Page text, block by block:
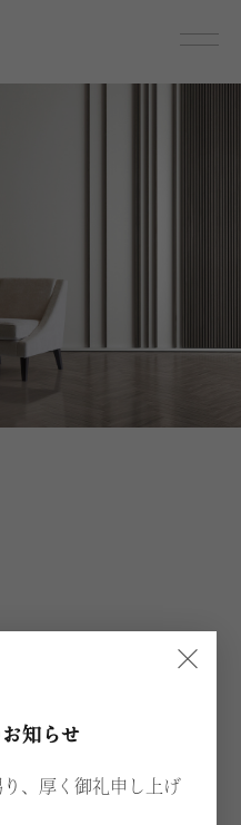
×
知らせ
、厚く御礼申し上げ